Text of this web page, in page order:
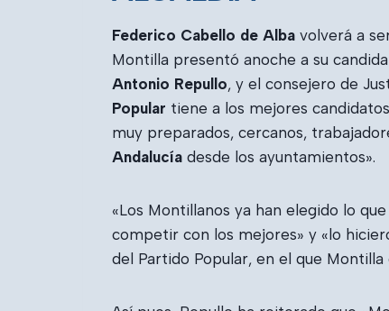
Federico Cabello de Alba volverá a
Montilla presentó anoche a su
Antonio Repullo, y el consejero de
Popular tiene a los mejores
muy preparados, cercanos,
Andalucía desde los ayuntamientos».
«Los Montillanos ya han elegido lo
competir con los mejores» y «lo
del Partido Popular, en el que Montilla